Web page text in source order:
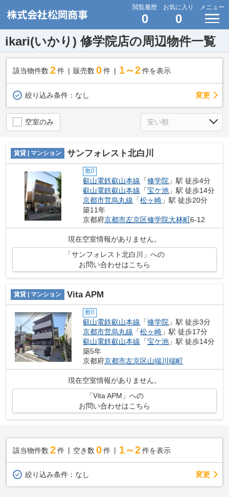
閲覧履歴
0
お気に入り
0
メニュー
ikari(いかり) 修学院店の周辺物件一覧
該当物件数 2件 販売数 0 件 1～2 件を表示
絞り込み条件： なし 変更
空室のみ
賃貸 | マンション サンフォレスト北白川
敷0
叡山電鉄叡山本線 「修学院 」駅 徒歩4分
叡山電鉄叡山本線 「宝ケ池 」駅 徒歩14分
京都市営烏丸線 「松ヶ崎 」駅 徒歩20分
築11年
京都府京都市左京区修学院大林町6-12
現在空室情報がありません。
「サンフォレスト北白川」への
お問い合わせはこちら
賃貸 | マンション Vita APM
敷0
叡山電鉄叡山本線 「修学院 」駅 徒歩3分
京都市営烏丸線 「松ヶ崎 」駅 徒歩17分
叡山電鉄叡山本線 「宝ケ池 」駅 徒歩14分
築5年
京都府京都市左京区山端川端町
現在空室情報がありません。
「Vita APM」への
お問い合わせはこちら
該当物件数 2件 空き数 0 件 1～2 件を表示
絞り込み条件： なし 変更